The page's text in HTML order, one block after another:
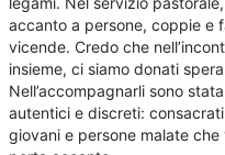
accanto a persone, coppie e
vicende. Credo che
insieme, ci siamo donati
Nell’accompagnarli sono
autentici e discreti:
giovani e persone malate